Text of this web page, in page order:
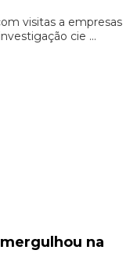
visitas a empresas
cie ...
na